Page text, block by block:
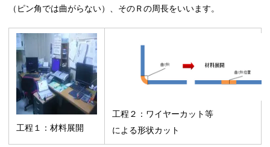
（ピン角では曲がらない）、そのＲの周長をいいます。
工程１：材料展開
工程２：ワイヤーカット等
による形状カット